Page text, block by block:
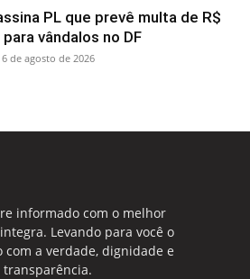
PL que prevê multa de R$
vândalos no DF
6 de agosto de 2026
informado com o melhor
Levando para você o
com a verdade, dignidade e
transparência.